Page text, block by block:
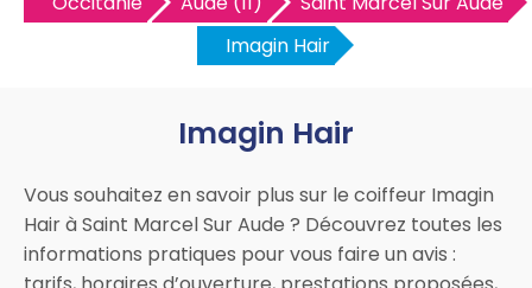
Imagin Hair
Imagin Hair
Vous souhaitez en savoir plus sur le coiffeur Imagin
Hair à Saint Marcel Sur Aude ? Découvrez toutes les
informations pratiques pour vous faire un avis :